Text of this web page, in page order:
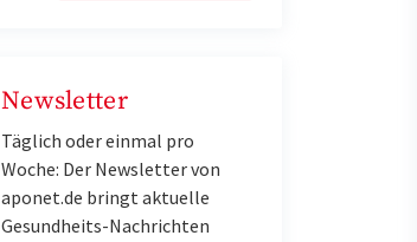
Newsletter
Täglich oder einmal pro
Woche: Der Newsletter von
aponet.de bringt aktuelle
Gesundheits-Nachrichten